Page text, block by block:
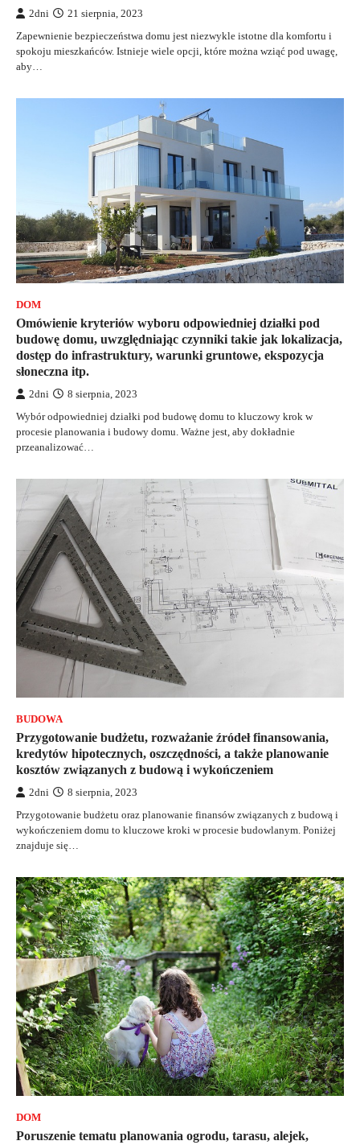
2dni 21 sierpnia, 2023
Zapewnienie bezpieczeństwa domu jest niezwykle istotne dla komfortu i
spokoju mieszkańców. Istnieje wiele opcji, które można wziąć pod uwagę,
aby…
DOM
Omówienie kryteriów wyboru odpowiedniej działki pod
budowę domu, uwzględniając czynniki takie jak lokalizacja,
dostęp do infrastruktury, warunki gruntowe, ekspozycja
słoneczna itp.
2dni 8 sierpnia, 2023
Wybór odpowiedniej działki pod budowę domu to kluczowy krok w
procesie planowania i budowy domu. Ważne jest, aby dokładnie
przeanalizować…
BUDOWA
Przygotowanie budżetu, rozważanie źródeł finansowania,
kredytów hipotecznych, oszczędności, a także planowanie
kosztów związanych z budową i wykończeniem
2dni 8 sierpnia, 2023
Przygotowanie budżetu oraz planowanie finansów związanych z budową i
wykończeniem domu to kluczowe kroki w procesie budowlanym. Poniżej
znajduje się…
DOM
Poruszenie tematu planowania ogrodu, tarasu, alejek,